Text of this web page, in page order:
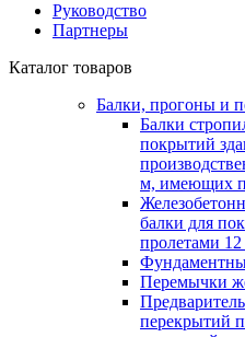
Руководство
Партнеры
Каталог товаров
Балки, прогоны и
Балки
покрытий
м, имеющих
балки для
пролетами
Перемычки
перекрытий